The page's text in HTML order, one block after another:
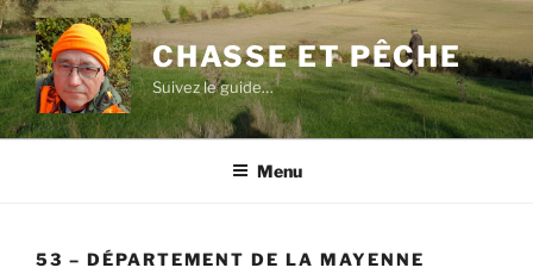
Aller
au
contenu
principal
CHASSE ET PÊCHE
Suivez le guide…
Menu
53 – DÉPARTEMENT DE LA MAYENNE